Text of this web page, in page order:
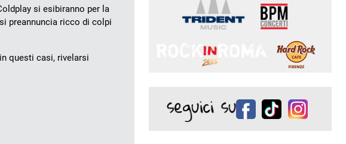
si esibiranno per la
preannuncia ricco di colpi
questi casi, rivelarsi